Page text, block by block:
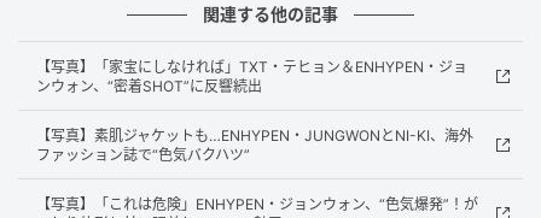
瀬と、市原隼人演じる桐山の友情が描かれる重要なシ
ーンで本楽曲が使用され、観客の感動を誘っている。
なお、JUNGWONが所属するENHYPENは、4度目のワ
ールドツアー「ENHYPEN WORLD TOUR 'BLOOD
SAGA'」を、5月1日から3日にかけて開催されたソウル
公演を皮切りにスタート。全世界21都市33公演を巡る
関連する他の記事
【写真】「家宝にしなければ」TXT・テヒョン＆ENHYPEN・ジョ
ンウォン、“密着SHOT”に反響続出
【写真】素肌ジャケットも…ENHYPEN・JUNGWONとNI-KI、海外
ファッション誌で“色気バクハツ”
【写真】「これは危険」ENHYPEN・ジョンウォン、“色気爆発”！が